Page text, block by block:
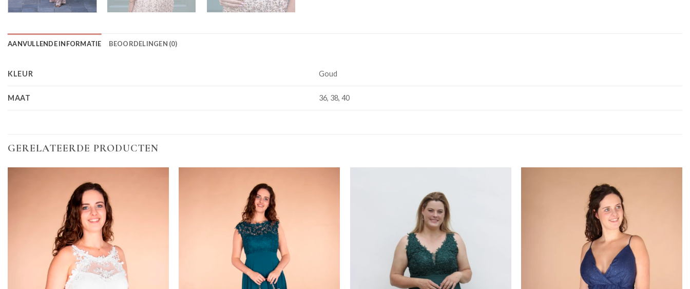
AANVULLENDE INFORMATIE BEOORDELINGEN (0)
KLEUR Goud
MAAT 36, 38, 40
GERELATEERDE PRODUCTEN